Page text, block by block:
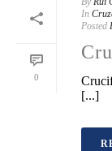
0
In
Posted
[...]